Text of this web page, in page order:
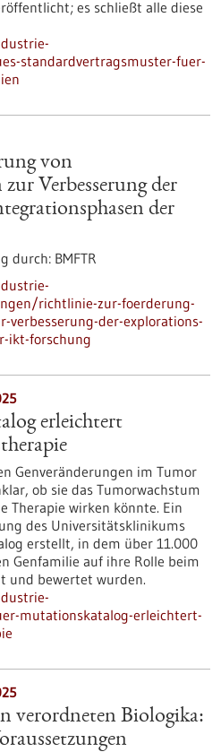
es schließt alle diese
standardvertragsmuster-fuer-
von
Verbesserung der
der
durch: BMFTR
richtlinie-zur-foerderung-
verbesserung-der-explorations-
ikt-forschung
erleichtert
Genveränderungen im Tumor
ob sie das Tumorwachstum
Therapie wirken könnte. Ein
des Universitätsklinikums
erstellt, in dem über 11.000
Genfamilie auf ihre Rolle beim
und bewertet wurden.
mutationskatalog-erleichtert-
verordneten Biologika: